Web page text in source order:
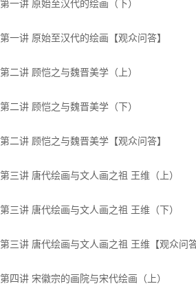
第一讲 原始至汉代的绘画（下）
第一讲 原始至汉代的绘画【观众问答】
第二讲 顾恺之与魏晋美学（上）
第二讲 顾恺之与魏晋美学（下）
第二讲 顾恺之与魏晋美学【观众问答】
第三讲 唐代绘画与文人画之祖 王维（上）
第三讲 唐代绘画与文人画之祖 王维（下）
第三讲 唐代绘画与文人画之祖 王维【观众问
第四讲 宋徽宗的画院与宋代绘画（上）